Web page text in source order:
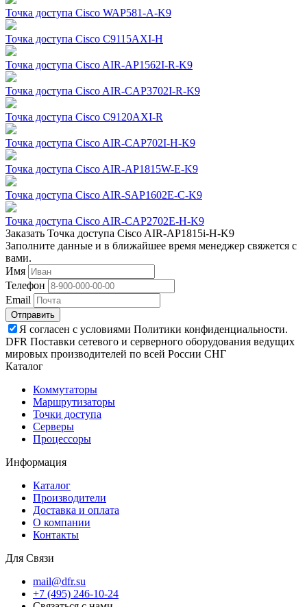
Точка доступа Cisco WAP581-A-K9
Точка доступа Cisco C9115AXI-H
Точка доступа Cisco AIR-AP1562I-R-K9
Точка доступа Cisco AIR-CAP3702I-R-K9
Точка доступа Cisco C9120AXI-R
Точка доступа Cisco AIR-CAP702I-H-K9
Точка доступа Cisco AIR-AP1815W-E-K9
Точка доступа Cisco AIR-SAP1602E-С-K9
Точка доступа Cisco AIR-CAP2702E-H-K9
Заказать Точка доступа Cisco AIR-AP1815i-H-K9
Заполните данные и в ближайшее время менеджер свяжется с
вами.
Имя
Телефон
Email
Отправить
Я согласен с условиями Политики конфиденциальности.
DFR Поставки сетевого и серверного оборудования ведущих
мировых производителей по всей России СНГ
Каталог
Коммутаторы
Маршрутизаторы
Точки доступа
Серверы
Процессоры
Информация
Каталог
Производители
Доставка и оплата
О компании
Контакты
Для Связи
mail@dfr.su
+7 (495) 246-10-24